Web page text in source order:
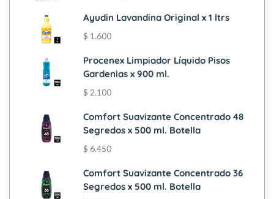
Ayudin Lavandina Original x 1 ltrs
$ 1.600
Procenex Limpiador Líquido Pisos
Gardenias x 900 ml.
$ 2.100
Comfort Suavizante Concentrado 48
Segredos x 500 ml. Botella
$ 6.450
Comfort Suavizante Concentrado 36
Segredos x 500 ml. Botella